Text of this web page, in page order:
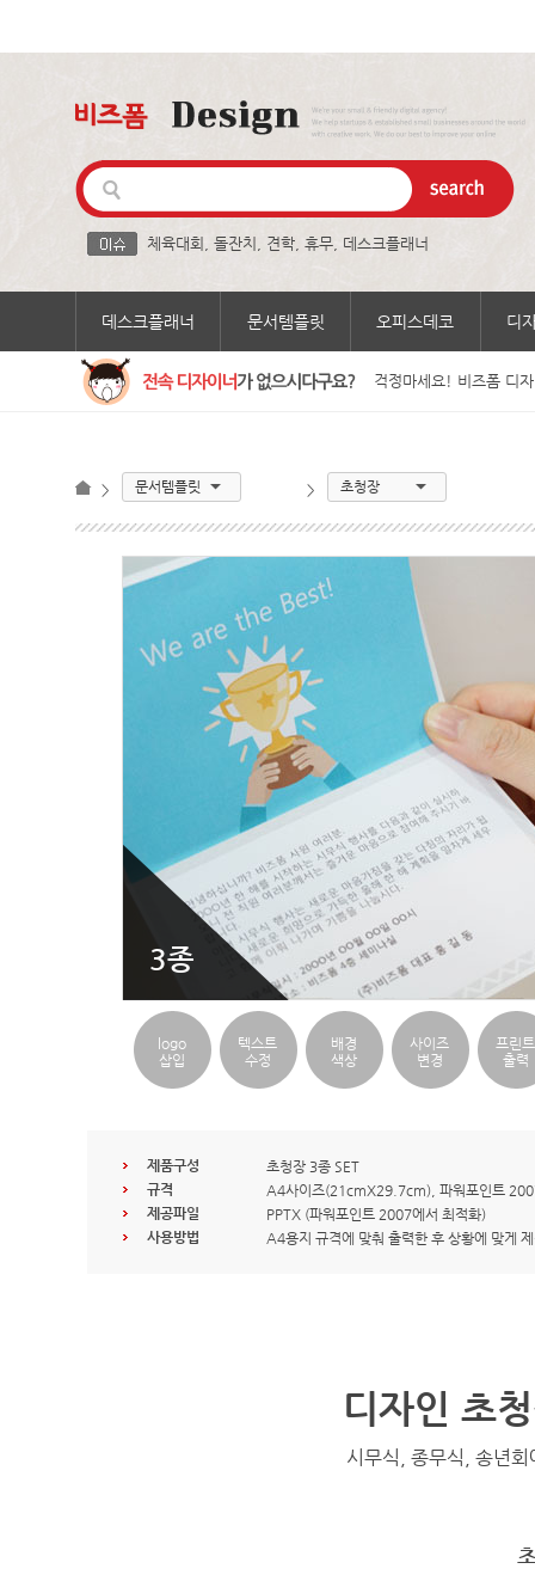
체육대회 돌잔치 견학, 휴무, 데스크플래너
데스크플래너 문서템플릿 오피스데코 디
걱정마세요! 비즈폼 디
> 문서템플릿 > 초청장
3종
logo
삽입
텍스트
수정
배경
색상
사이즈
변경
프린트
출력
제품구성
초청장 3종 SET
규격
A4사이즈(21cmX29.7cm), 파워포인트
제공파일
PPTX (파워포인트 2007에서 최적화)
사용방법
A4용지 규격에 맞춰 출력한 후 상황에 맞게
디자인 초
시무식, 종무식, 송년